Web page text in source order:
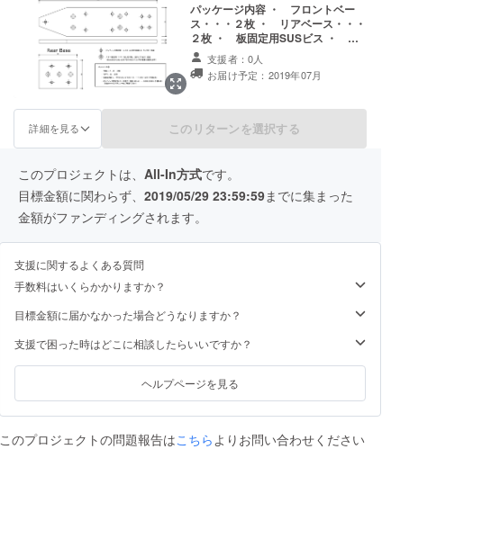
パッケージ内容 ・ フロントベー
ス・・・２枚 ・ リアベース・・・
２枚 ・ 板固定用SUSビス ・ ビ
ンディング固定用SUSビス 六角穴
（別途3mmの六角レンチをご用意
ください） ※写真のNTNビンディン
支援者：0人
お届け予定：2019年07月
詳細を見る このリターンを選択する
このプロジェクトは、 All-In方式です。
目標金額に関わらず、 2019/05/29 23:59:59までに集まった
金額がファンディングされます。
支援に関するよくある質問
手数料はいくらかかりますか？
目標金額に届かなかった場合どうなりますか？
支援で困った時はどこに相談したらいいですか？
ヘルプページを見る
このプロジェクトの問題報告はこちら よりお問い合わせください